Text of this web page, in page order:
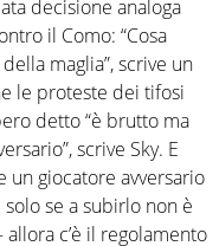
decisione analoga
il Como: “Cosa
maglia”, scrive un
le proteste dei tifosi
detto “è brutto ma
scrive Sky. E
un giocatore avversario
se a subirlo non è
c’è il regolamento